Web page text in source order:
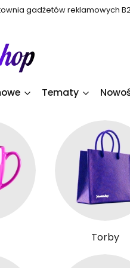
gadżetów reklamowych
Tematy
Torby